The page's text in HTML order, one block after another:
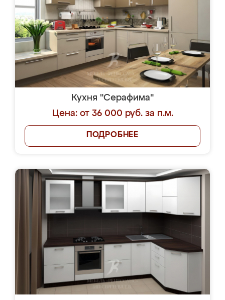
Кухня "Серафима"
Цена: от 36 000 руб. за п.м.
ПОДРОБНЕЕ